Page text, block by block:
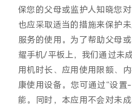
保您的父母或监护人知晓您
也应采取适当的措施来保护
服务的使用。为了帮助父母
耀手机/平板上，我们通过未
用机时长、应用使用限额、
康使用设备。您可通过“设
能。同时，本应用不会对未